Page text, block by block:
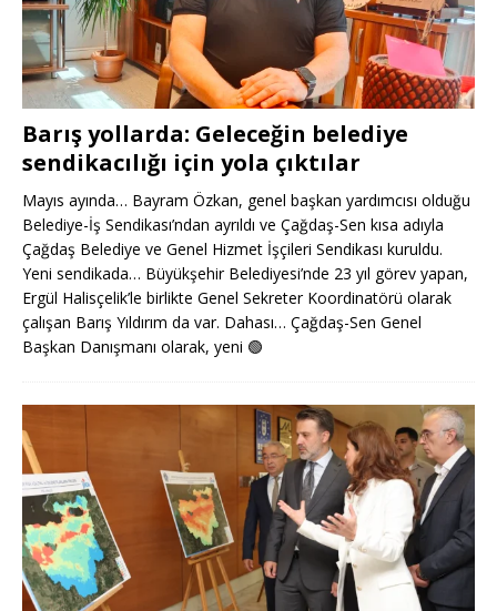
Barış yollarda: Geleceğin belediye
sendikacılığı için yola çıktılar
Mayıs ayında… Bayram Özkan, genel başkan yardımcısı olduğu
Belediye-İş Sendikası’ndan ayrıldı ve Çağdaş-Sen kısa adıyla
Çağdaş Belediye ve Genel Hizmet İşçileri Sendikası kuruldu.
Yeni sendikada… Büyükşehir Belediyesi’nde 23 yıl görev yapan,
Ergül Halisçelik’le birlikte Genel Sekreter Koordinatörü olarak
çalışan Barış Yıldırım da var. Dahası… Çağdaş-Sen Genel
Başkan Danışmanı olarak, yeni 🟢